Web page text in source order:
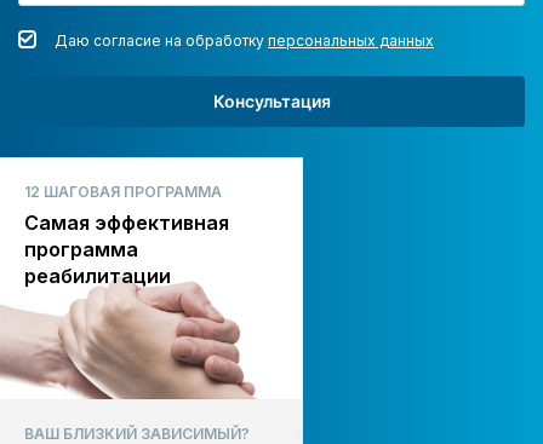
Даю согласие на обработку персональных данных
Консультация
12 ШАГОВАЯ ПРОГРАММА
Самая эффективная
программа
реабилитации
ВАШ БЛИЗКИЙ ЗАВИСИМЫЙ?